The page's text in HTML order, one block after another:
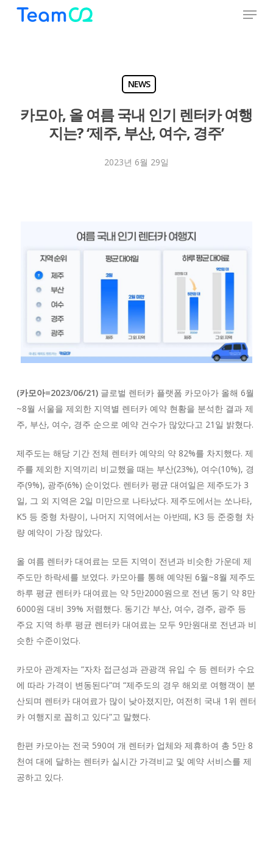
Menu
NEWS
카모아, 올 여름 국내 인기 렌터카 여행
지는? ‘제주, 부산, 여수, 경주’
2023년 6월 29일
(카모아=2023/06/21) 글로벌 렌터카 플랫폼 카모아가 올해 6월
~8월 서울을 제외한 지역별 렌터카 예약 현황을 분석한 결과 제
주, 부산, 여수, 경주 순으로 예약 건수가 많았다고 21일 밝혔다.
제주도는 해당 기간 전체 렌터카 예약의 약 82%를 차지했다. 제
주를 제외한 지역끼리 비교했을 때는 부산(23%), 여수(10%), 경
주(9%), 광주(6%) 순이었다. 렌터카 평균 대여일은 제주도가 3
일, 그 외 지역은 2일 미만으로 나타났다. 제주도에서는 쏘나타,
K5 등 중형 차량이, 나머지 지역에서는 아반떼, K3 등 준중형 차
량 예약이 가장 많았다.
올 여름 렌터카 대여료는 모든 지역이 전년과 비슷한 가운데 제
주도만 하락세를 보였다. 카모아를 통해 예약된 6월~8월 제주도
하루 평균 렌터카 대여료는 약 5만2000원으로 전년 동기 약 8만
6000원 대비 39% 저렴했다. 동기간 부산, 여수, 경주, 광주 등
주요 지역 하루 평균 렌터카 대여료는 모두 9만원대로 전년과 비
슷한 수준이었다.
카모아 관계자는 “자차 접근성과 관광객 유입 수 등 렌터카 수요
에 따라 가격이 변동된다”며 “제주도의 경우 해외로 여행객이 분
산되며 렌터카 대여료가 많이 낮아졌지만, 여전히 국내 1위 렌터
카 여행지로 꼽히고 있다”고 말했다.
한편 카모아는 전국 590여 개 렌터카 업체와 제휴하여 총 5만 8
천여 대에 달하는 렌터카 실시간 가격비교 및 예약 서비스를 제
공하고 있다.